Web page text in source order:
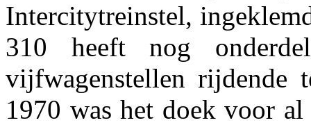
Intercitytreinstel,
310 heeft nog
vijfwagenstellen rijdende
1970 was het doek voor